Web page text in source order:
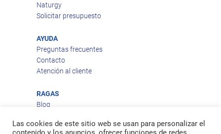
Naturgy
Solicitar presupuesto
AYUDA
Preguntas frecuentes
Contacto
Atención al cliente
RAGAS
Blog
Política de privacidad
Las cookies de este sitio web se usan para personalizar el